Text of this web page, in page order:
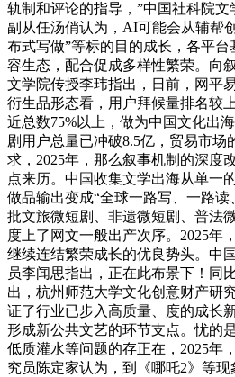
轨制和评论的指导，”中国社科院
副从任汤俏认为，AI可能会从辅帮
布式写做”等标的目的成长，各平
容生态，配合促成多样性繁荣。
文学院传授李玮指出，日前，网平
衍生品形态看，用户拜候量排名较
近总数75%以上，做为中国文化出
剧用户总量已冲破8.5亿，贸易市场
求，2025年，那么叙事机制的深度
点来历。中国收集文学出海从单一
做品输出变成“全球一路写、一路
批文旅微短剧、非遗微短剧、普法
度上了网文一般出产次序。2025年
继续连结繁荣成长的优良势头。中
员李闻思指出，正在此布景下！同
出，杭州师范大学文化创意财产研
证了行业已步入高质量、度的成长
形成新公共文艺的环节支点。忧的
低质灌水等问题的存正在，2025年
究员陈定家认为，到《哪吒2》等